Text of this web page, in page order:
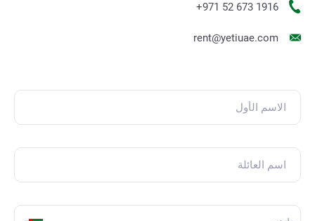
+971 52 673 1916
rent@yetiuae.com